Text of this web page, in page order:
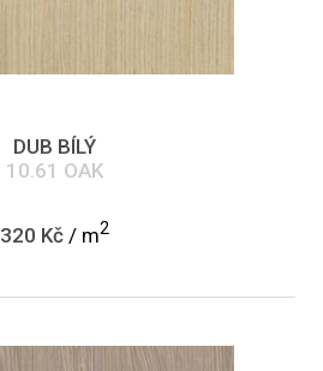
DUB BÍLÝ
10.61 OAK
320 Kč/ m2